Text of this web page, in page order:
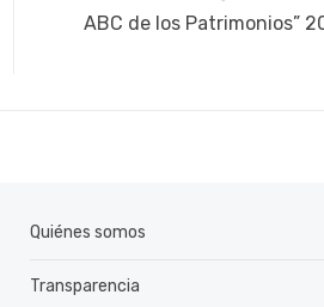
publicación:
ABC de los Patrimonios”
Quiénes somos
Transparencia